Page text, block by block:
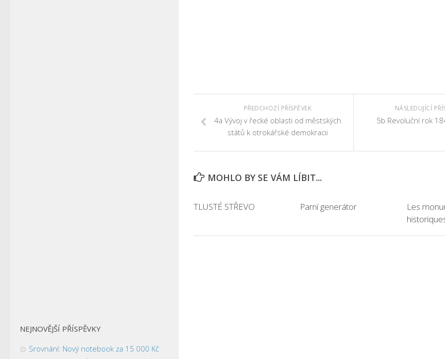
NÁSLEDUJÍCÍ
5b Revoluční rok
PŘEDCHOZÍ PŘÍSPĚVEK
4a Vývoj v řecké oblasti od městských
států k otrokářské demokracii
MOHLO BY SE VÁM LÍBIT...
TLUSTÉ STŘEVO Parní generátor
Les
NEJNOVĚJŠÍ PŘÍSPĚVKY
Srovnání: Nový notebook za 15 000 Kč